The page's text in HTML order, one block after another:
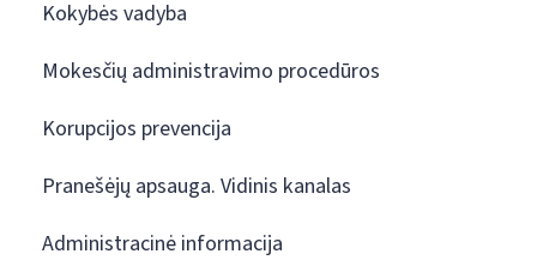
Kokybės vadyba
Mokesčių administravimo procedūros
Korupcijos prevencija
Pranešėjų apsauga. Vidinis kanalas
Administracinė informacija